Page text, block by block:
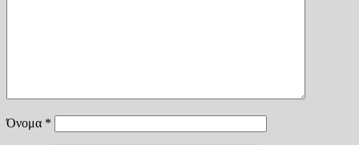
Όνομα *